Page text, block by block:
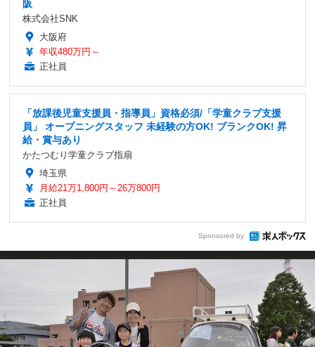
阪
株式会社SNK
大阪府
年収480万円～
正社員
「放課後児童支援員・指導員」資格必須/「学童クラブ支援
員」 オープニングスタッフ 未経験の方OK! ブランクOK! 昇
給・賞与あり
かたつむり学童クラブ指扇
埼玉県
月給21万1,800円～26万800円
正社員
Sponsored by